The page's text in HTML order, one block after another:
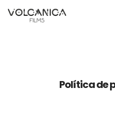
Política de